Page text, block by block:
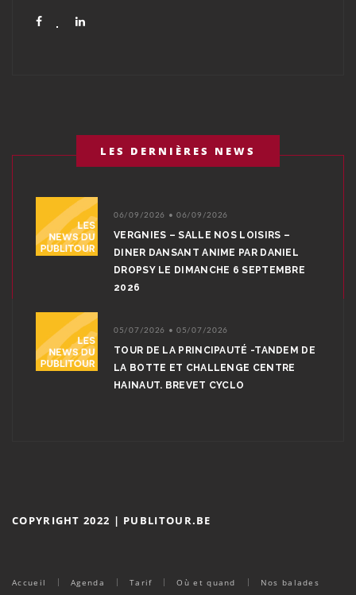
LES DERNIÈRES NEWS
06/09/2026 • 06/09/2026
VERGNIES – SALLE NOS LOISIRS –
DINER DANSANT ANIME PAR DANIEL
DROPSY LE DIMANCHE 6 SEPTEMBRE
2026
05/07/2026 • 05/07/2026
TOUR DE LA PRINCIPAUTÉ -TANDEM DE
LA BOTTE ET CHALLENGE CENTRE
HAINAUT. BREVET CYCLO
COPYRIGHT 2022 | PUBLITOUR.BE
Accueil Agenda Tarif Où et quand
Nos balades